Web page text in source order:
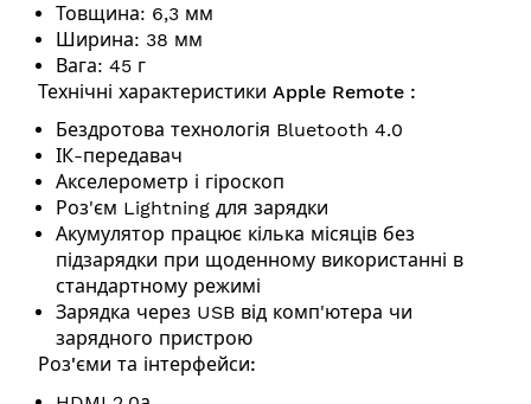
Товщина: 6,3 мм
Ширина: 38 мм
Вага: 45 г
Технічні характеристики Apple Remote :
Бездротова технологія Bluetooth 4.0
ІК-передавач
Акселерометр і гіроскоп
Роз'єм Lightning для зарядки
Акумулятор працює кілька місяців без
підзарядки при щоденному використанні в
стандартному режимі
Зарядка через USB від комп'ютера чи
зарядного пристрою
Роз'єми та інтерфейси: